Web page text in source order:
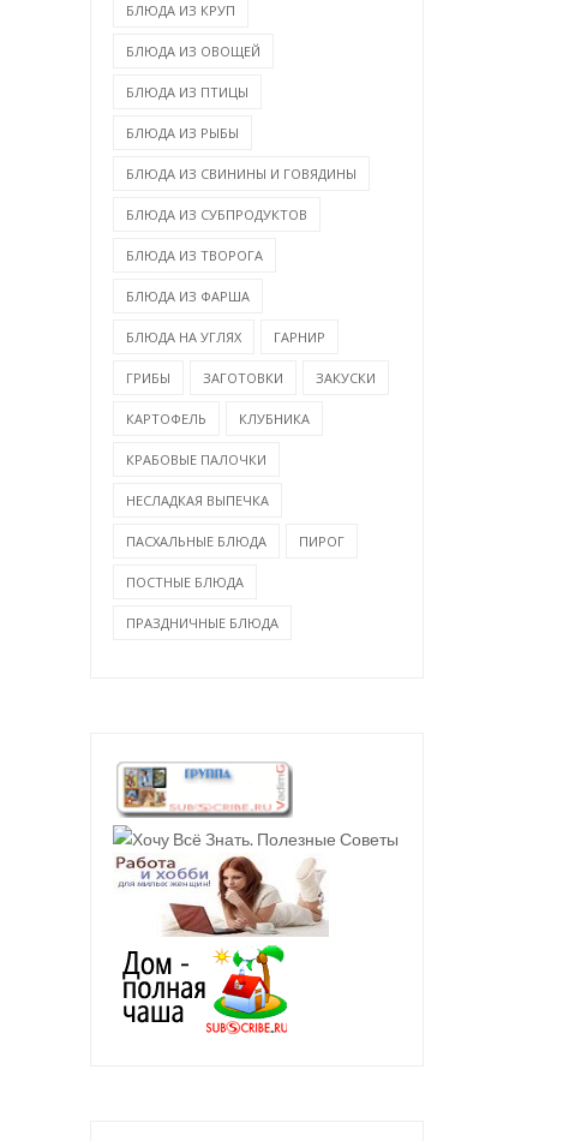
БЛЮДА ИЗ КРУП
БЛЮДА ИЗ ОВОЩЕЙ
БЛЮДА ИЗ ПТИЦЫ
БЛЮДА ИЗ РЫБЫ
БЛЮДА ИЗ СВИНИНЫ И ГОВЯДИНЫ
БЛЮДА ИЗ СУБПРОДУКТОВ
БЛЮДА ИЗ ТВОРОГА
БЛЮДА ИЗ ФАРША
БЛЮДА НА УГЛЯХ ГАРНИР
ГРИБЫ ЗАГОТОВКИ ЗАКУСКИ
КАРТОФЕЛЬ КЛУБНИКА
КРАБОВЫЕ ПАЛОЧКИ
НЕСЛАДКАЯ ВЫПЕЧКА
ПАСХАЛЬНЫЕ БЛЮДА ПИРОГ
ПОСТНЫЕ БЛЮДА
ПРАЗДНИЧНЫЕ БЛЮДА